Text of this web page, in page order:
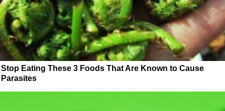
Stop Eating These 3 Foods That Are Known to Cause
Parasites